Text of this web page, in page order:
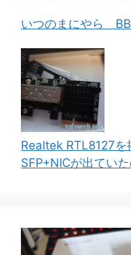
いつのまにやら
Realtek RTL8127を
SFP+NICが出ていた